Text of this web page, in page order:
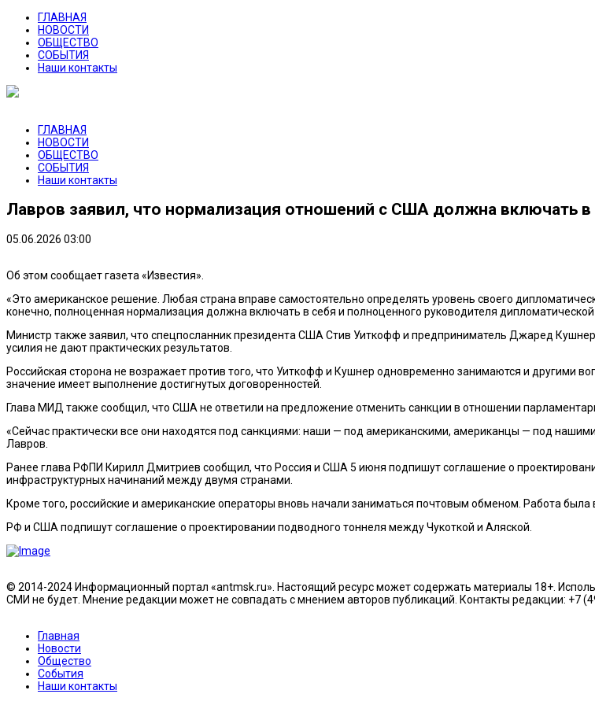
ГЛАВНАЯ
НОВОСТИ
ОБЩЕСТВО
СОБЫТИЯ
Наши контакты
ГЛАВНАЯ
НОВОСТИ
ОБЩЕСТВО
СОБЫТИЯ
Наши контакты
Лавров заявил, что нормализация отношений с США должна включать в
05.06.2026 03:00
Об этом сообщает газета «Известия».
«Это американское решение. Любая страна вправе самостоятельно определять уровень своего
конечно, полноценная нормализация должна включать в себя и полноценного руководителя
Министр также заявил, что спецпосланник президента США Стив Уиткофф и предприниматель Джаред
усилия не дают практических результатов.
Российская сторона не возражает против того, что Уиткофф и Кушнер одновременно занимаются и другими
значение имеет выполнение достигнутых договоренностей.
Глава МИД также сообщил, что США не ответили на предложение отменить санкции в отношении
«Сейчас практически все они находятся под санкциями: наши — под американскими, американцы — под
Лавров.
Ранее глава РФПИ Кирилл Дмитриев сообщил, что Россия и США 5 июня подпишут соглашение о
инфраструктурных начинаний между двумя странами.
Кроме того, российские и американские операторы вновь начали заниматься почтовым обменом. Работа
РФ и США подпишут соглашение о проектировании подводного тоннеля между Чукоткой и Аляской.
© 2014-2024 Информационный портал «antmsk.ru». Настоящий ресурс может содержать материалы 18+.
СМИ не будет. Мнение редакции может не совпадать с мнением авторов публикаций. Контакты редакции: +7
Главная
Новости
Общество
События
Наши контакты